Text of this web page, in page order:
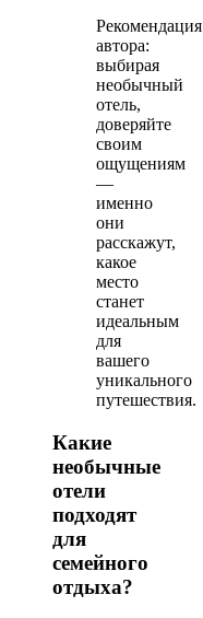
Рекомендация
автора:
выбирая
необычный
отель,
доверяйте
своим
ощущениям
—
именно
они
расскажут,
какое
место
станет
идеальным
для
вашего
уникального
путешествия.
Какие
необычные
отели
подходят
для
семейного
отдыха?